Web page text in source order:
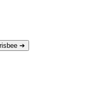
➔